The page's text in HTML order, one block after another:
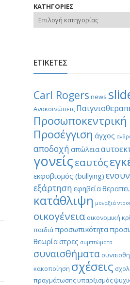
ΚΑΤΗΓΟΡΙΕΣ
ΕΤΙΚΕΤΕΣ
Carl Rogers news
Ανακοινώσεις
Προσωποκεντρική
Προσέγγιση άγχος
αποδοχή απώλεια
γονείςεαυτός
εκφοβισμός (bullying)
εξάρτηση εφηβεία
κατάθλιψη μοναξιά
οικογένεια οικονομική
παιδιάπροσωπικότητα
θεωρίαστρες συμπτώματα
συναισθήματα
κακοποίηση σχέσεις
πραγμάτωσηςυπαρξισμός